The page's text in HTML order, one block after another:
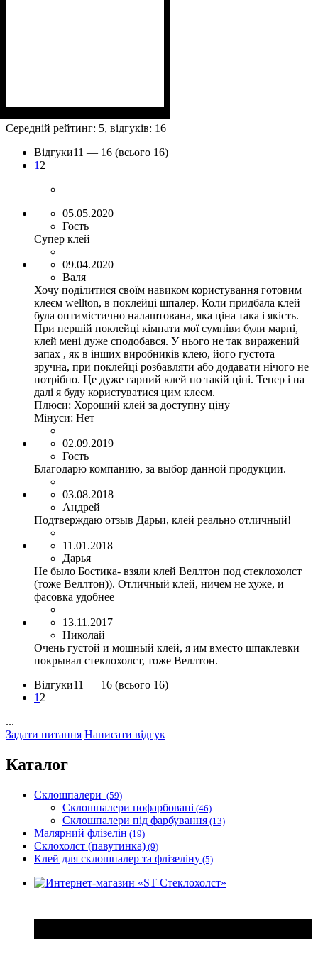
Середній рейтинг: 5, відгуків: 16
Відгуки11 — 16 (всього 16)
1 2
05.05.2020
Гость
Супер клей
09.04.2020
Валя
Хочу поділитися своїм навиком користування готовим
клеєм wellton, в поклейці шпалер. Коли придбала клей
була оптимістично налаштована, яка ціна така і якість.
При першій поклейці кімнати мої сумніви були марні,
клей мені дуже сподобався. У нього не так виражений
запах , як в інших виробників клею, його густота
зручна, при поклейці розбавляти або додавати нічого не
потрібно. Це дуже гарний клей по такій ціні. Тепер і на
далі я буду користуватися цим клеєм.
Плюси: Хороший клей за доступну ціну
Мінуси: Нет
02.09.2019
Гость
Благодарю компанию, за выбор данной продукции.
03.08.2018
Андрей
Подтверждаю отзыв Дарьи, клей реально отличный!
11.01.2018
Дарья
Не было Бостика- взяли клей Веллтон под стеклохолст
(тоже Веллтон)). Отличный клей, ничем не хуже, и
фасовка удобнее
13.11.2017
Николай
Очень густой и мощный клей, я им вместо шпаклевки
покрывал стеклохолст, тоже Веллтон.
Відгуки11 — 16 (всього 16)
1 2
...
Задати питання Написати відгук
Каталог
Склошпалери (59)
Склошпалери пофарбовані (46)
Склошпалери під фарбування (13)
Малярний флізелін (19)
Склохолст (павутинка) (9)
Клей для склошпалер та флізеліну (5)